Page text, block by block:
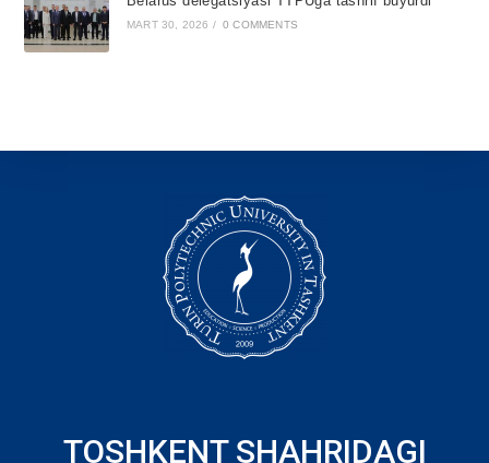
MART 30, 2026 / 0 COMMENTS
TOSHKENT SHAHRIDAGI